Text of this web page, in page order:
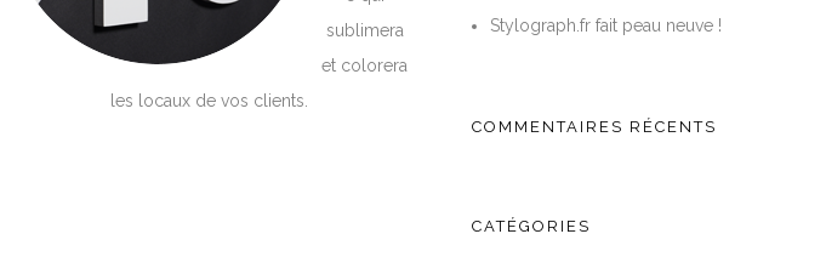
sublimera
et colorera
les locaux de vos clients.
Stylograph.fr fait peau neuve !
COMMENTAIRES RÉCENTS
CATÉGORIES